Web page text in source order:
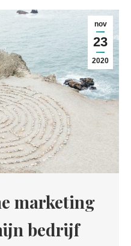
nov
23
2020
marketing
bedrijf